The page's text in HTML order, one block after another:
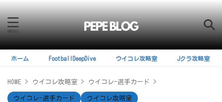
ホーム FootballDeepDive ウイコレ攻略室 Jクラ攻略室
HOME > ウイコレ攻略室 > ウイコレ-選手カード >
ウイコレ-選手カード ウイコレ攻略室